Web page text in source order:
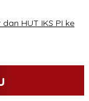
HUT IKS PI ke